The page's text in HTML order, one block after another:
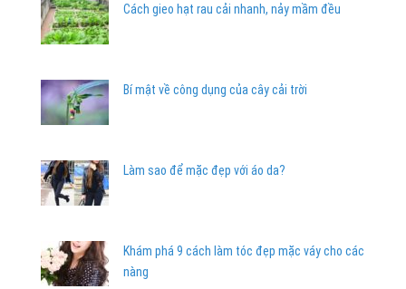
Cách gieo hạt rau cải nhanh, nảy mầm đều
Bí mật về công dụng của cây cải trời
Làm sao để mặc đẹp với áo da?
Khám phá 9 cách làm tóc đẹp mặc váy cho các
nàng